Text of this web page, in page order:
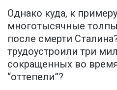
Однако куда, к
многотысячные
после смерти
трудоустроили три
сокращенных во
“оттепели”?